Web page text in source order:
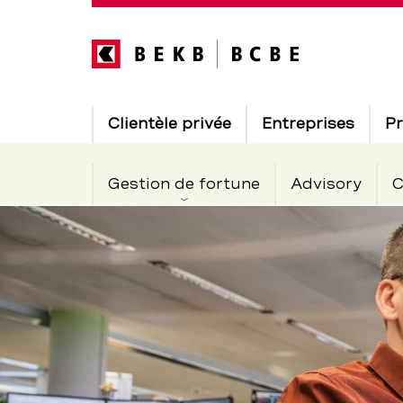
Centre
de
négoce
Hauptnavigation
Clientèle privée Entreprises
Gestion de fortune Advisory
Section
de
navigation
de
service